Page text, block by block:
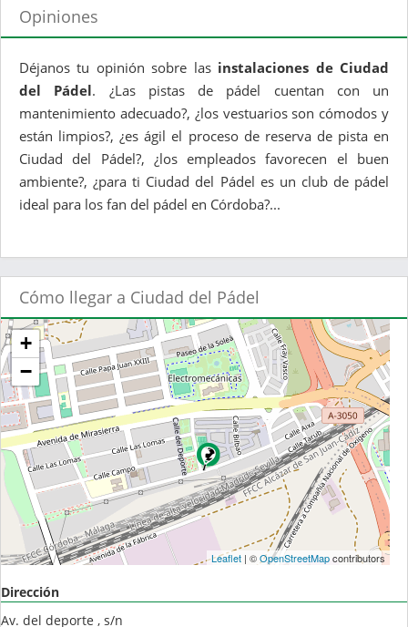
Opiniones
Déjanos tu opinión sobre las instalaciones de Ciudad
del Pádel. ¿Las pistas de pádel cuentan con un
mantenimiento adecuado?, ¿los vestuarios son cómodos y
están limpios?, ¿es ágil el proceso de reserva de pista en
Ciudad del Pádel?, ¿los empleados favorecen el buen
ambiente?, ¿para ti Ciudad del Pádel es un club de pádel
ideal para los fan del pádel en Córdoba?...
Cómo llegar a Ciudad del Pádel
+
−
Leaflet| ©OpenStreetMapcontributors
Dirección
Av. del deporte , s/n